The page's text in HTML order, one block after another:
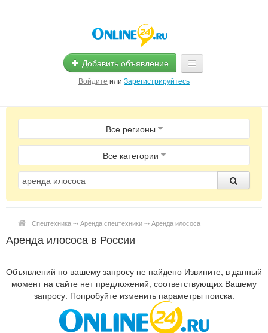
Добавить объявление
Войдите или Зарегистрируйтесь
Главная
Помощь
Услуги
Магазины
Объявления
Все регионы
Все категории
Спецтехника ⤏ Аренда спецтехники ⤏ Аренда илососа
Аренда илососа в России
Объявлений по вашему запросу не найдено Извините, в данный
момент на сайте нет предложений, соответствующих Вашему
запросу. Попробуйте изменить параметры поиска.